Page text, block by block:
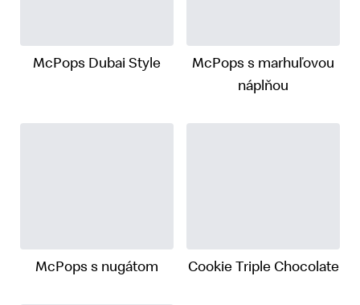
McPops Dubai Style
McPops s marhuľovou
náplňou
McPops s nugátom Cookie Triple Chocolate